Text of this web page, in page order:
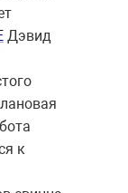
Дэвид
к